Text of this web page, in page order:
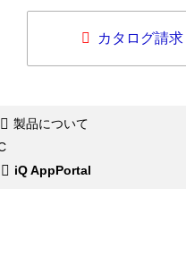
カタログ請求
製品について
iQ AppPortal